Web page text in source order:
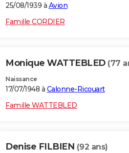
25/08/1939 à Avion
Famille CORDIER
Monique WATTEBLED (77
Naissance
17/07/1948 à Calonne-Ricouart
Famille WATTEBLED
Denise FILBIEN (92 ans)